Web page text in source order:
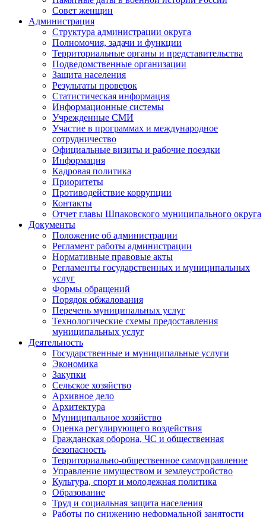
Совет женщин
Администрация
Структура администрации округа
Полномочия, задачи и функции
Территориальные органы и представительства
Подведомственные организации
Защита населения
Результаты проверок
Статистическая информация
Информационные системы
Учрежденные СМИ
Участие в программах и международное
сотрудничество
Официальные визиты и рабочие поездки
Информация
Кадровая политика
Приоритеты
Противодействие коррупции
Контакты
Отчет главы Шпаковского муниципального округа
Документы
Положение об администрации
Регламент работы администрации
Нормативные правовые акты
Регламенты государственных и муниципальных
услуг
Формы обращений
Порядок обжалования
Перечень муниципальных услуг
Технологические схемы предоставления
муниципальных услуг
Деятельность
Государственные и муниципальные услуги
Экономика
Закупки
Сельское хозяйство
Архивное дело
Архитектура
Муниципальное хозяйство
Оценка регулирующего воздействия
Гражданская оборона, ЧС и общественная
безопасность
Территориально-общественное самоуправление
Управление имуществом и землеустройство
Культура, спорт и молодежная политика
Образование
Труд и социальная защита населения
Работы по снижению неформальной занятости